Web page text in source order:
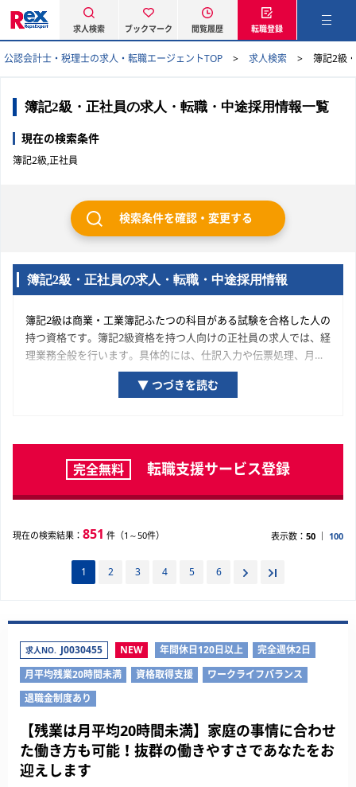
求人検索 ブックマーク 閲覧履歴 転職登録
公認会計士・税理士の求人・転職エージェントTOP 求人検索 簿記2級
簿記2級・正社員の求人・転職・中途採用情報一覧
現在の検索条件
簿記2級,正社員
検索条件を確認・変更する
簿記2級・正社員の求人・転職・中途採用情報
簿記2級は商業・工業簿記ふたつの科目がある試験を合格した人の
持つ資格です。簿記2級資格を持つ人向けの正社員の求人では、経
理業務全般を行います。具体的には、仕訳入力や伝票処理、月
次・年次決算のサポート、経費精算業務などが挙げられます。実
務を通じて会計・経理のスキルをさらに磨くことができ、資格や
修制度が整えられていることが多いです。また、経理は残業も比
較的少ない傾向なので、ワークライフバランスを整えたい人にと
っては安心して働ける環境と言えるでしょう。経験を積めば、連
結決算など、より高度な業務に関われる可能性もあります。経理
るでしょう。
▼ つづきを読む
完全無料 転職支援サービス登録
現在の検索結果： 851 件（1～50件） 表示数： 50 100
1 2 3 4 5 6
求人NO. J0030455 NEW 年間休日120日以上
完全週休2日
月平均残業20時間未満
資格取得支援
ワークライフバランス
退職金制度あり
【残業は月平均20時間未満】家庭の事情に合わせ
た働き方も可能！抜群の働きやすさであなたをお
迎えします